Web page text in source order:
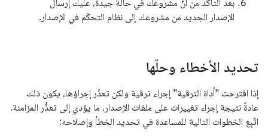
بعد التأكّد من أنّ مشروعك في حالة جيدة، عليك إرسال
الإصدار الجديد من مشروعك إلى نظام التحكّم في الإصدار.
تحديد الأخطاء وحلّها
إذا اقترحت "أداة الترقية" إجراء ترقية ولكن تعذّر إجراؤها، يكون ذلك
عادةً نتيجة إجراء تغييرات على ملفات الإصدار، ما يؤدي إلى تعذُّر المزامنة.
اتّبِع الخطوات التالية للمساعدة في تحديد الخطأ وإصلاحه: